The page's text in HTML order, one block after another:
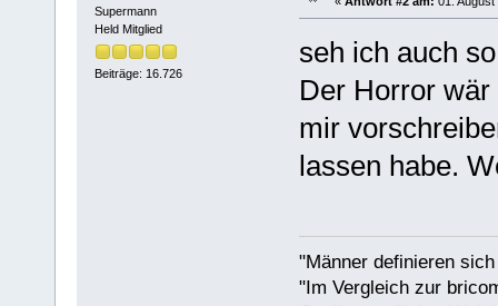
Supermann
Held Mitglied
Beiträge: 16.726
seh ich auch
Der Horror
mir
lassen habe.
"Männer definieren
"Im Vergleich zur